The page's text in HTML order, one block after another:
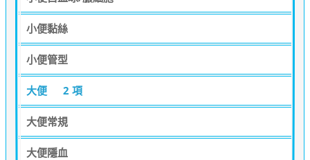
小便黏絲
小便管型
大便 2 項
大便常規
大便隱血